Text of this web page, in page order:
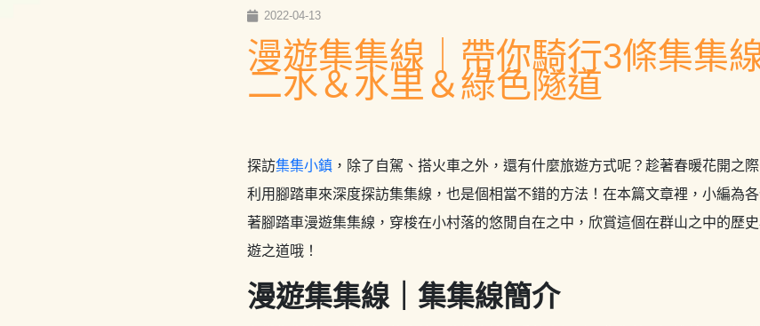
2022-04-13
漫遊集集線｜帶你騎行3條集集
二水＆水里＆綠色隧道
探訪集集小鎮，除了自駕、搭火車之外，還有什麼旅遊方式呢？趁著春暖花開之
利用腳踏車來深度探訪集集線，也是個相當不錯的方法！在本篇文章裡，小編為
著腳踏車漫遊集集線，穿梭在小村落的悠閒自在之中，欣賞這個在群山之中的歷
遊之道哦！
漫遊集集線｜集集線簡介